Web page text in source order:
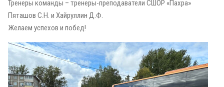
Тренеры команды – тренеры-преподаватели СШОР «Пахра»
Пяташов С.Н. и Хайруллин Д.Ф.
Желаем успехов и побед!